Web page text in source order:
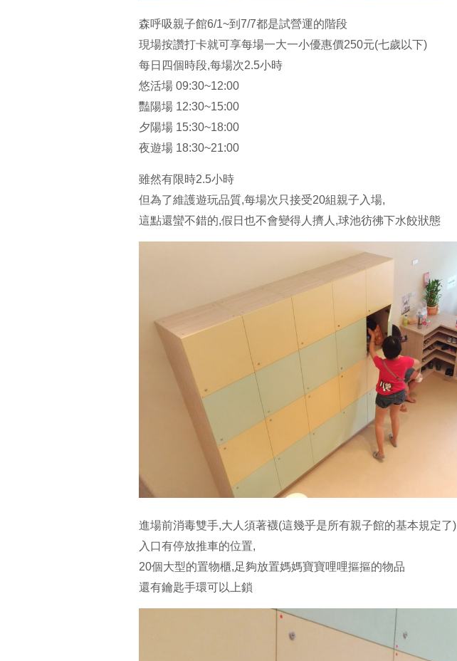
森呼吸親子館6/1~到7/7都是試營運的階段
現場按讚打卡就可享每場一大一小優惠價250元(七歲以下)
每日四個時段,每場次2.5小時
悠活場 09:30~12:00
豔陽場 12:30~15:00
夕陽場 15:30~18:00
夜遊場 18:30~21:00
雖然有限時2.5小時
但為了維護遊玩品質,每場次只接受20組親子入場,
這點還蠻不錯的,假日也不會變得人擠人,球池彷彿下水餃狀態
進場前消毒雙手,大人須著襪(這幾乎是所有親子館的基本規定了)
入口有停放推車的位置,
20個大型的置物櫃,足夠放置媽媽寶寶哩哩摳摳的物品
還有鑰匙手環可以上鎖